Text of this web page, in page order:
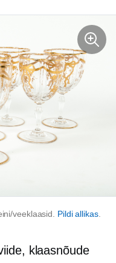
veeklaasid. Pildi allikas.
klaasnõude